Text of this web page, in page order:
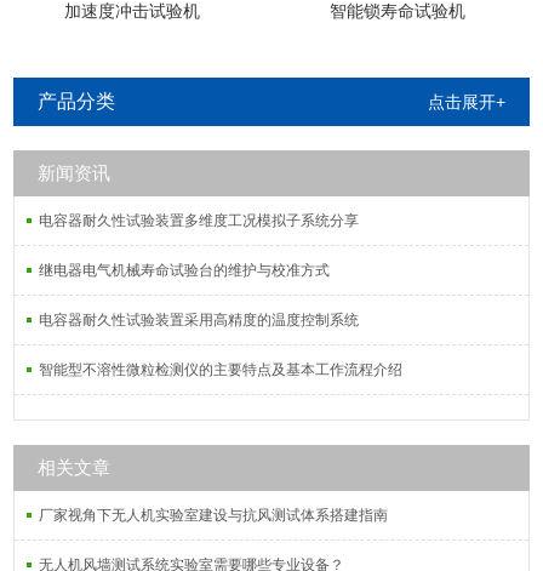
加速度冲击试验机 智能锁寿命试验机
产品分类 点击展开+
新闻资讯
电容器耐久性试验装置多维度工况模拟子系统分享
继电器电气机械寿命试验台的维护与校准方式
电容器耐久性试验装置采用高精度的温度控制系统
智能型不溶性微粒检测仪的主要特点及基本工作流程介绍
相关文章
厂家视角下无人机实验室建设与抗风测试体系搭建指南
无人机风墙测试系统实验室需要哪些专业设备？